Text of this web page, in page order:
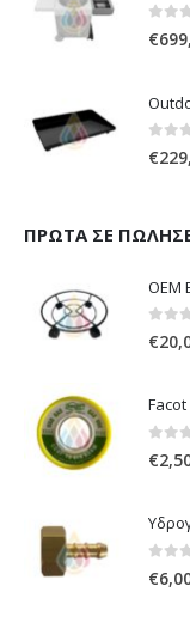
0out
€
0out
€
ΠΡΏΤΑ ΣΕ
0out
€
0out
€
0out
€